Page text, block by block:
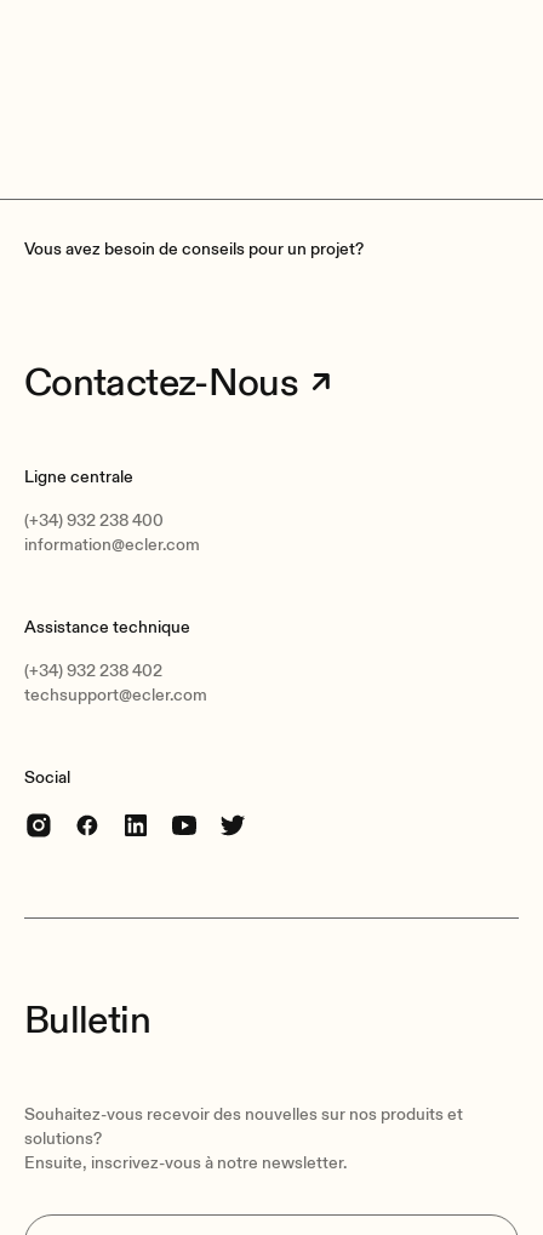
Vous avez besoin de conseils pour un projet?
Contactez-Nous
Ligne centrale
(+34) 932 238 400
information@ecler.com
Assistance technique
(+34) 932 238 402
techsupport@ecler.com
Social
Bulletin
Souhaitez-vous recevoir des nouvelles sur nos produits et
solutions?
Ensuite, inscrivez-vous à notre newsletter.